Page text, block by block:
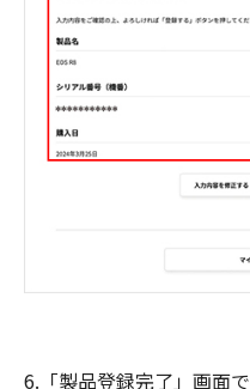
6.「製品登録完了」画面で